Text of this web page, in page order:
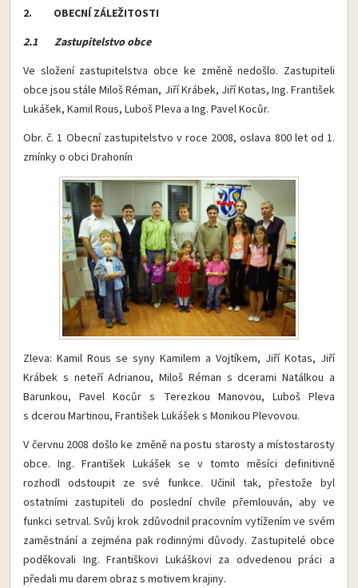
2. OBECNÍ ZÁLEŽITOSTI
2.1 Zastupitelstvo obce
Ve složení zastupitelstva obce ke změně nedošlo. Zastupiteli
obce jsou stále Miloš Réman, Jiří Krábek, Jiří Kotas, Ing. František
Lukášek, Kamil Rous, Luboš Pleva a Ing. Pavel Kocůr.
Obr. č. 1 Obecní zastupitelstvo v roce 2008, oslava 800 let od 1.
zmínky o obci Drahonín
Zleva: Kamil Rous se syny Kamilem a Vojtíkem, Jiří Kotas, Jiří
Krábek s neteří Adrianou, Miloš Réman s dcerami Natálkou a
Barunkou, Pavel Kocůr s Terezkou Manovou, Luboš Pleva
s dcerou Martinou, František Lukášek s Monikou Plevovou.
V červnu 2008 došlo ke změně na postu starosty a místostarosty
obce. Ing. František Lukášek se v tomto měsíci definitivně
rozhodl odstoupit ze své funkce. Učinil tak, přestože byl
ostatními zastupiteli do poslední chvíle přemlouván, aby ve
funkci setrval. Svůj krok zdůvodnil pracovním vytížením ve svém
zaměstnání a zejména pak rodinnými důvody. Zastupitelé obce
poděkovali Ing. Františkovi Lukáškovi za odvedenou práci a
předali mu darem obraz s motivem krajiny.